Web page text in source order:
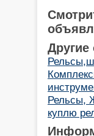
Рельсы,
куплю